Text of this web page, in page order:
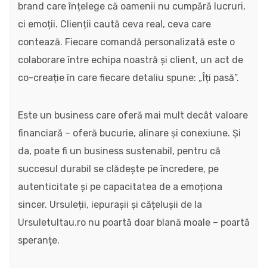
brand care înțelege că oamenii nu cumpără lucruri,
ci emoții. Clienții caută ceva real, ceva care
contează. Fiecare comandă personalizată este o
colaborare între echipa noastră și client, un act de
co-creație în care fiecare detaliu spune: „Îți pasă”.
Este un business care oferă mai mult decât valoare
financiară – oferă bucurie, alinare și conexiune. Și
da, poate fi un business sustenabil, pentru că
succesul durabil se clădește pe încredere, pe
autenticitate și pe capacitatea de a emoționa
sincer. Ursuleții, iepurașii și cățelușii de la
Ursuletultau.ro nu poartă doar blană moale – poartă
speranțe.